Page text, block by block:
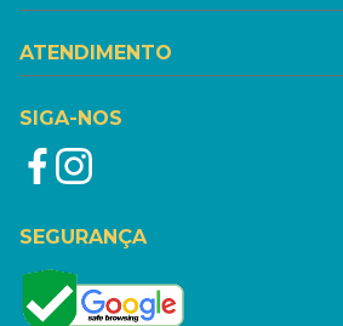
ATENDIMENTO
SIGA-NOS
SEGURANÇA